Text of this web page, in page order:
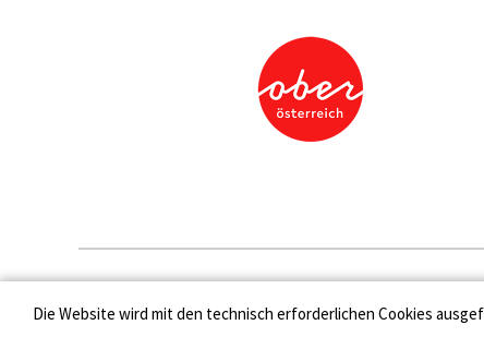
Die Website wird mit den technisch erforderlichen Cookies